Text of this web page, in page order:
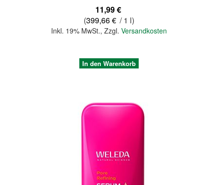
11,99 €
(399,66 € / 1 l)
Inkl. 19% MwSt., Zzgl. Versandkosten
In den Warenkorb